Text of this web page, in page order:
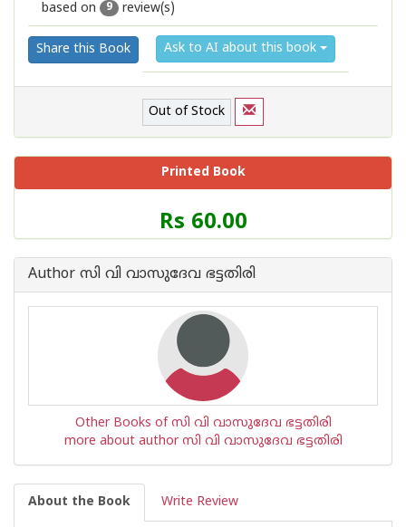
2
1
based on
9 review(s)
Share this Book Ask to AI about this book
Out of Stock
Printed Book
Price
of
Book
is
Rs 60.00
Author സി വി വാസുദേവ ഭട്ടതിരി
Other Books of സി വി വാസുദേവ ഭട്ടതിരി
more about author സി വി വാസുദേവ ഭട്ടതിരി
About the Book Write Review